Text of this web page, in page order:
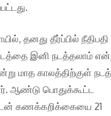
தனது தீர்ப்பில்
இனி நடத்தலாம்
மாத காலத்திற்குள்
ஆண்டு பொதுக்கூட்ட
கணக்கறிக்கையை 21